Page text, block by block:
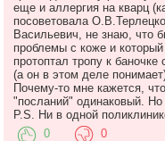
еще и аллергия на кварц
посоветовала
Васильевич, не знаю, что
проблемы с коже и который
протоптал тропу к
(а он в этом деле
Почему-то мне кажется,
"посланий" одинаковый.
P.S. Ни в одной
0 0